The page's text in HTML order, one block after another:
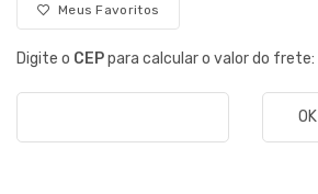
Meus Favoritos
Digite o CEPpara calcular o valor do frete:
OK